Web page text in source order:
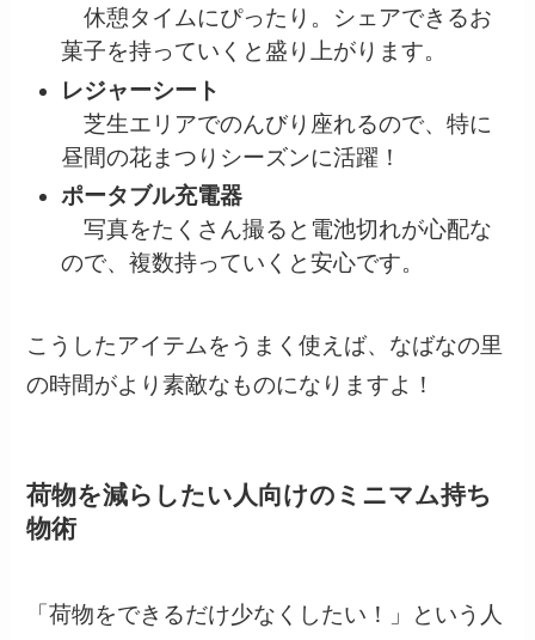
休憩タイムにぴったり。シェアできるお
菓子を持っていくと盛り上がります。
レジャーシート
芝生エリアでのんびり座れるので、特に
昼間の花まつりシーズンに活躍！
ポータブル充電器
写真をたくさん撮ると電池切れが心配な
ので、複数持っていくと安心です。
こうしたアイテムをうまく使えば、なばなの里
の時間がより素敵なものになりますよ！
荷物を減らしたい人向けのミニマム持ち
物術
「荷物をできるだけ少なくしたい！」という人